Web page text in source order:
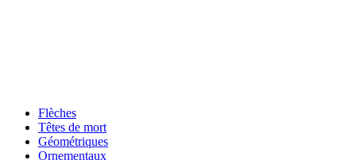
Flèches
Têtes de mort
Géométriques
Ornementaux